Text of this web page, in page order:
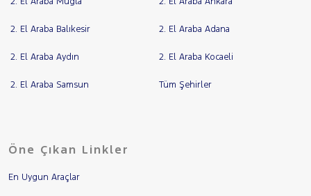
2. El Araba Balıkesir 2. El Araba Adana
2. El Araba Aydın 2. El Araba Kocaeli
2. El Araba Samsun Tüm Şehirler
Öne Çıkan Linkler
En Uygun Araçlar